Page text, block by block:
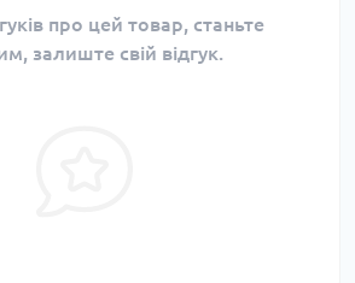
про цей товар, станьте
залиште свій відгук.